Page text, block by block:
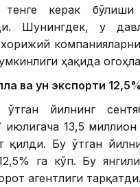
тенге керак бўлиши
Шунингдек, у
хорижий
ҳақида
ва ун экспорти
ўтган йилнинг
июлигача 13,5
қилди. Бу ўтган
га кўп. Бу
агентлиги тарқатди.